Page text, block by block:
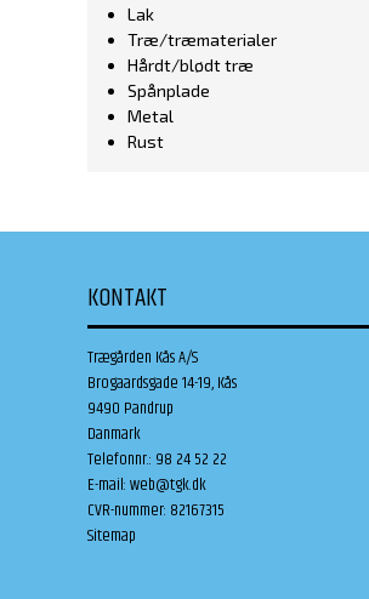
Lak
Træ/træmaterialer
Hårdt/blødt træ
Spånplade
Metal
Rust
KONTAKT
Trægården Kås A/S
Brogaardsgade 14-19, Kås
9490 Pandrup
Danmark
Telefonnr.: 98 24 52 22
E-mail:web@tgk.dk
CVR-nummer: 82167315
Sitemap